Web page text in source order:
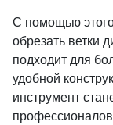
С помощью
обрезать ветки
подходит для
удобной
инструмент